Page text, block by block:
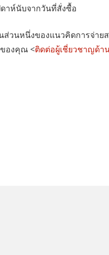
าห์นับจากวันที่สั่งซื้อ
ส่วนหนึ่งของแนวคิดการจ่า
องคุณ <ติดต่อผู้เชี่ยวชาญด้า